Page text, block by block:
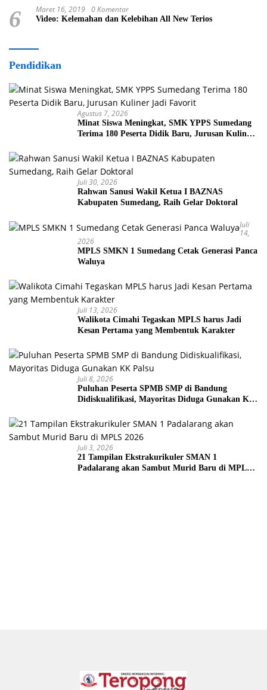
6 Maret 16, 2019 0 Komentar
Video: Kelemahan dan Kelebihan All New Terios
Pendidikan
Agustus 7, 2026
Minat Siswa Meningkat, SMK YPPS Sumedang
Terima 180 Peserta Didik Baru, Jurusan Kuliner
Juli 30, 2026
Rahwan Sanusi Wakil Ketua I BAZNAS
Kabupaten Sumedang, Raih Gelar Doktoral
Juli
14,
2026
MPLS SMKN 1 Sumedang Cetak Generasi Panca
Waluya
Juli 13, 2026
Walikota Cimahi Tegaskan MPLS harus Jadi
Kesan Pertama yang Membentuk Karakter
Juli 8, 2026
Puluhan Peserta SPMB SMP di Bandung
Didiskualifikasi, Mayoritas Diduga Gunakan KK
Juli 3, 2026
21 Tampilan Ekstrakurikuler SMAN 1
Padalarang akan Sambut Murid Baru di MPLS